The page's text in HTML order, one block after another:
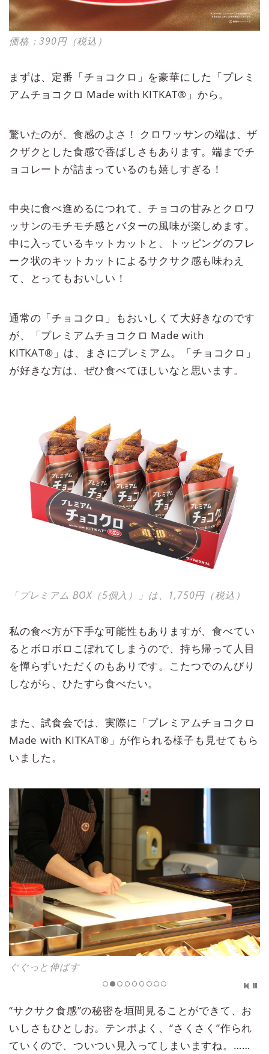
価格：390円（税込）
まずは、定番「チョコクロ」を豪華にした「プレミ
アムチョコクロ Made with KITKAT®」から。
驚いたのが、食感のよさ！ クロワッサンの端は、ザ
クザクとした食感で香ばしさもあります。端までチ
ョコレートが詰まっているのも嬉しすぎる！
中央に食べ進めるにつれて、チョコの甘みとクロワ
ッサンのモチモチ感とバターの風味が楽しめます。
中に入っているキットカットと、トッピングのフレ
ーク状のキットカットによるサクサク感も味わえ
て、とってもおいしい！
通常の「チョコクロ」もおいしくて大好きなのです
が、「プレミアムチョコクロ Made with
KITKAT®」は、まさにプレミアム。「チョコクロ」
が好きな方は、ぜひ食べてほしいなと思います。
「プレミアム BOX（5個⼊）」は、1,750円（税込）
私の食べ方が下手な可能性もありますが、食べてい
るとボロボロこぼれてしまうので、持ち帰って人目
を憚らずいただくのもありです。こたつでのんびり
しながら、ひたすら食べたい。
また、試食会では、実際に「プレミアムチョコクロ
Made with KITKAT®」が作られる様子も見せてもら
いました。
ぐぐっと伸ばす
“サクサク食感”の秘密を垣間見ることができて、お
いしさもひとしお。テンポよく、“さくさく”作られ
ていくので、ついつい見入ってしまいますね。……